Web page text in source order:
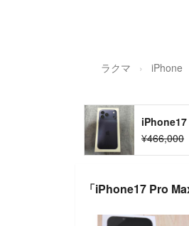
ラクマ iPhone
iPhone17
¥466,000
「iPhone17 Pro